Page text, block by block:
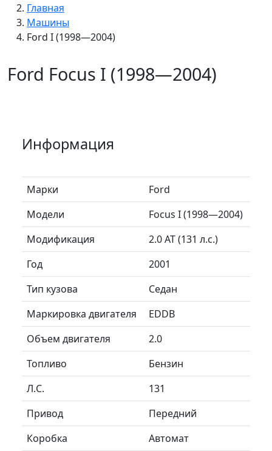
Главная
Машины
Ford I (1998—2004)
Ford Focus I (1998—2004)
Информация
Марки
Ford
Модели
Focus I (1998—2004)
Модификация
2.0 AT (131 л.с.)
Год
2001
Тип кузова
Седан
Маркировка двигателя
EDDB
Объем двигателя
2.0
Топливо
Бензин
Л.C.
131
Привод
Передний
Коробка
Автомат